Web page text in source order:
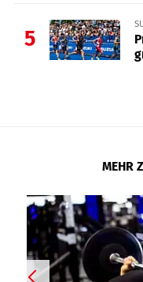
5
MEHR